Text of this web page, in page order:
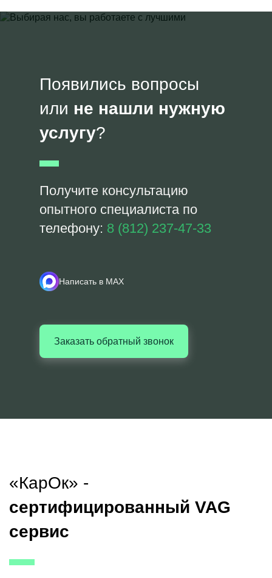
Появились вопросы
или не нашли нужную
услугу?
Получите консультацию
опытного специалиста по
телефону: 8 (812) 237-47-33
Написать в MAX
Заказать обратный звонок
«КарОк» -
сертифицированный VAG
сервис